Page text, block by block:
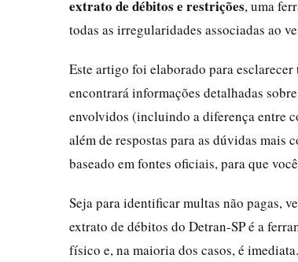
extrato de débitos e restrições, uma
todas as irregularidades associadas ao
Este artigo foi elaborado para
encontrará informações detalhadas
envolvidos (incluindo a diferença entre
além de respostas para as dúvidas
baseado em fontes oficiais, para que
Seja para identificar multas não pagas,
extrato de débitos do Detran-SP é a
físico e, na maioria dos casos, é